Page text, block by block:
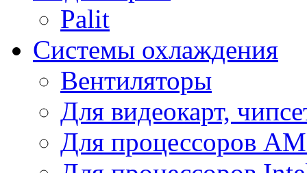
Palit
Системы охлаждения
Вентиляторы
Для видеокарт,
Для процессоров